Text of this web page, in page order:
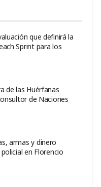
que definirá la
Sprint para los
de las Huérfanas
de Naciones
armas y dinero
en Florencio